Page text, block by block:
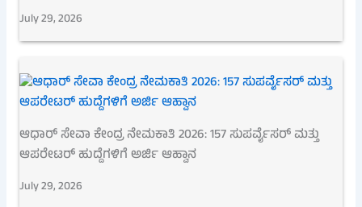
July 29, 2026
ಆಧಾರ್ ಸೇವಾ ಕೇಂದ್ರ ನೇಮಕಾತಿ 2026: 157 ಸುಪರ್ವೈಸರ್ ಮತ್ತು
ಆಪರೇಟರ್ ಹುದ್ದೆಗಳಿಗೆ ಅರ್ಜಿ ಆಹ್ವಾನ
July 29, 2026